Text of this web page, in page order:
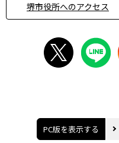
堺市役所へのアクセス
PC版を表示する